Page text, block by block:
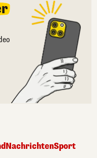
NachrichtenSport